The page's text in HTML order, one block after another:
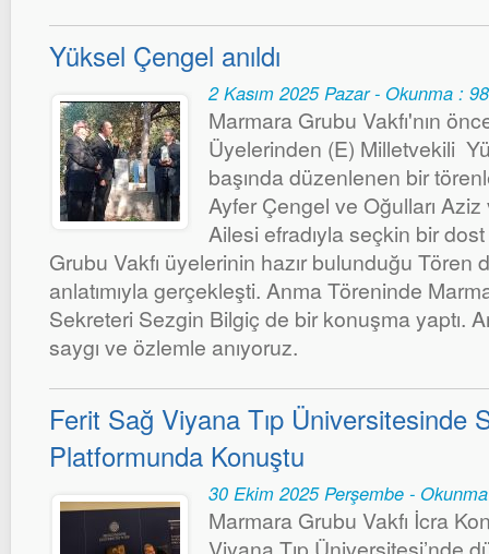
Yüksel Çengel anıldı
2 Kasım 2025 Pazar - Okunma :
Marmara Grubu Vakfı'nın
Üyelerinden (E) Milletvekili
başında düzenlenen bir
Ayfer Çengel ve Oğulları
Ailesi efradıyla seçkin bir
Grubu Vakfı üyelerinin hazır bulunduğu Tören
anlatımıyla gerçekleşti. Anma Töreninde
Sekreteri Sezgin Bilgiç de bir konuşma yaptı.
saygı ve özlemle anıyoruz.
Ferit Sağ Viyana Tıp Üniversitesinde
Platformunda Konuştu
30 Ekim 2025 Perşembe -
Marmara Grubu Vakfı İcra